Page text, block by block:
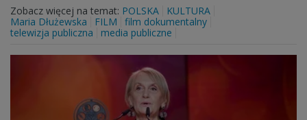
Zobacz więcej na temat: POLSKA
KULTURA
Maria Dłużewska
FILM
film dokumentalny
telewizja publiczna
media publiczne